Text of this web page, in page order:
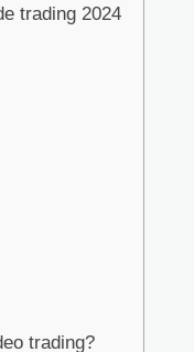
trading 2024
trading?